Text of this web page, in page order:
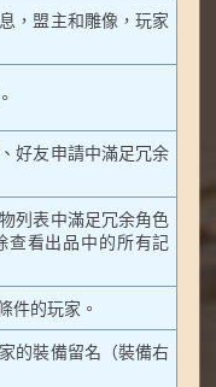
，盟主和雕像，玩家
好友申請中滿足冗余
列表中滿足冗余角色
查看出品中的所有記
件的玩家。
的裝備留名（裝備右